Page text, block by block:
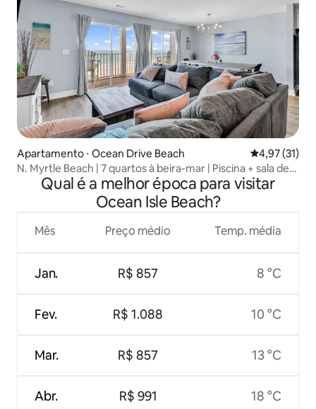
Apartamento ⋅ Ocean Drive Beach 4,97 de uma
4,97 (31)
N. Myrtle Beach | 7 quartos à beira-mar | Piscina + sala de
jogosQual é a melhor época para visitar
Ocean Isle Beach?
Mês
Jan.
Fev.
Mar.
Abr.
Preço médio
R$ 857
R$ 1.088
R$ 857
R$ 991
Temp. média
8 °C
10 °C
13 °C
18 °C